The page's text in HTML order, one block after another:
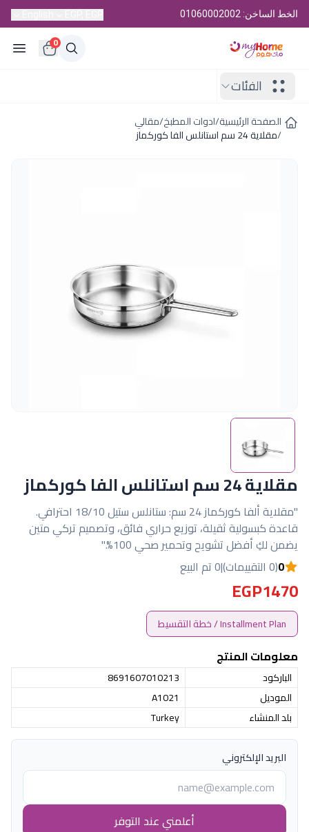
الخط الساخن: 01060002002
0
الفئات
الصفحة الرئيسية/ادوات المطبخ/مقالي
/مقلاية 24 سم استانلس الفا كوركماز
مقلاية 24 سم استانلس الفا كوركماز
"مقلاية ألفا كوركماز 24 سم: ستانلس ستيل 18/10 احترافي.
قاعدة كبسولية ثقيلة، توزيع حراري فائق، وتصميم تركي متين
يضمن لكِ أفضل تشويح وتحمير صحي 100%."
0(0 التقييمات) |0 تم البيع
EGP1470
Installment Plan / خطة التقسيط
معلومات المنتج
الباركود
8691607010213
الموديل
A1021
بلد المنشاء
Turkey
البريد الإلكتروني
أعلمني عند التوفر